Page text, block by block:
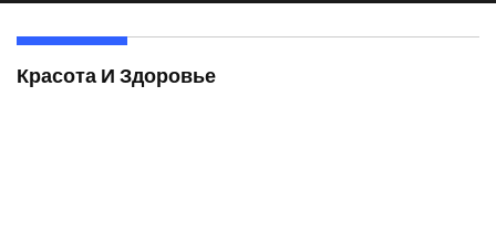
Красота И Здоровье